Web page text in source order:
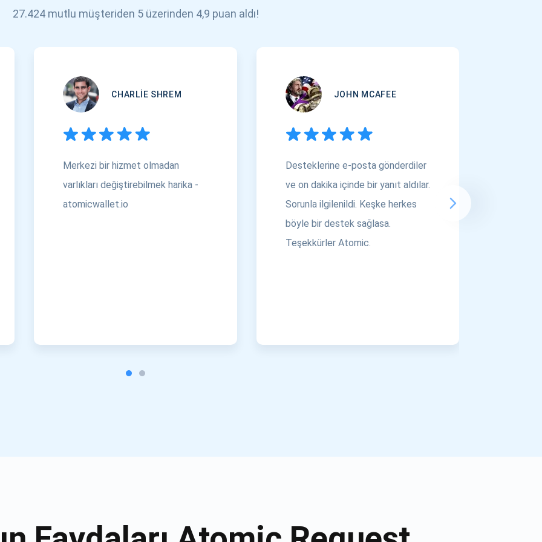
27.424 mutlu müşteriden 5 üzerinden 4,9 puan aldı!
CHARLIE SHREM
Merkezi bir hizmet olmadan
varlıkları değiştirebilmek harika -
atomicwallet.io
JOHN MCAFEE
Desteklerine e-posta gönderdiler
ve on dakika içinde bir yanıt aldılar.
Sorunla ilgilenildi. Keşke herkes
böyle bir destek sağlasa.
Teşekkürler Atomic.